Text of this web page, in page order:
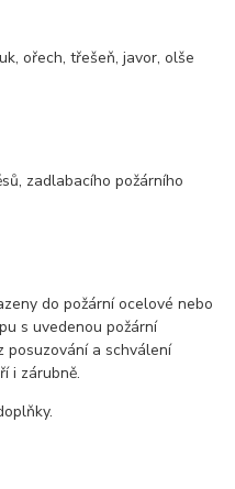
ořech, třešeň, javor, olše
zadlabacího požárního
do požární ocelové nebo
s uvedenou požární
posuzování a schválení
i zárubně.